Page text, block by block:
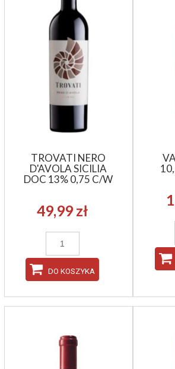
TROVATI NERO
D'AVOLA SICILIA
DOC 13% 0,75 C/W
49,99 zł
DO KOSZYKA